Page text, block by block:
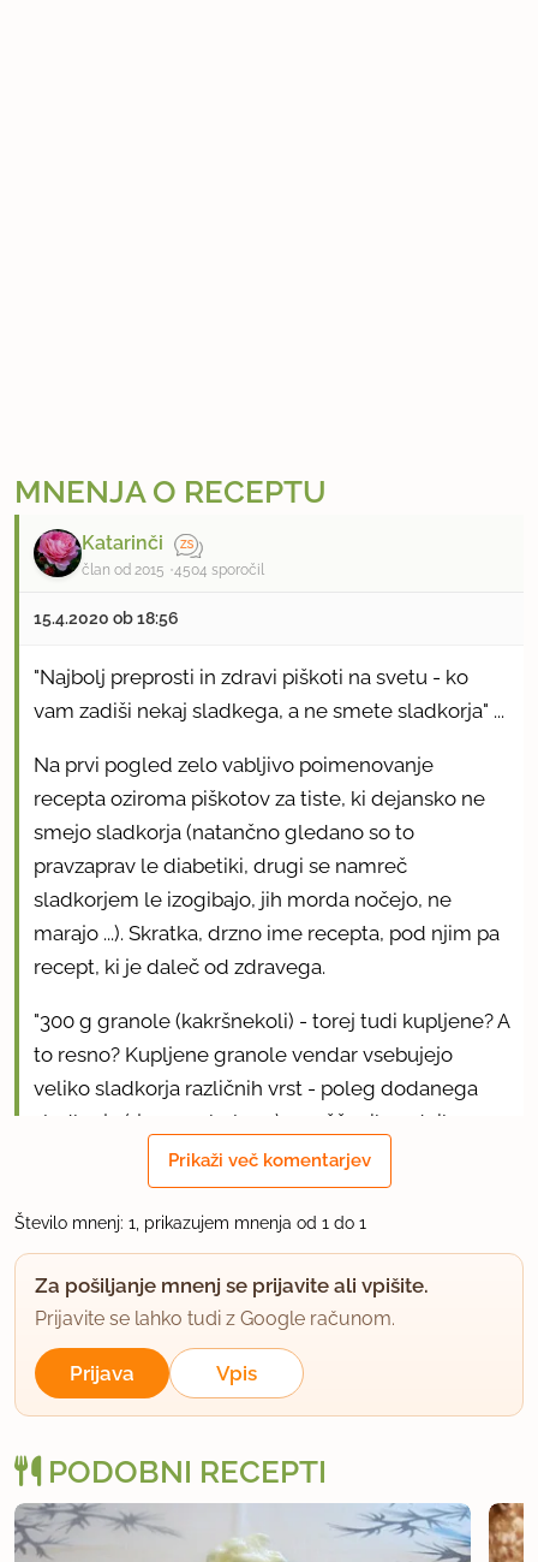
MNENJA O RECEPTU
Katarinči
član od 2015 4504 sporočil
15.4.2020 ob 18:56
"Najbolj preprosti in zdravi piškoti na svetu - ko
vam zadiši nekaj sladkega, a ne smete sladkorja" ...
Na prvi pogled zelo vabljivo poimenovanje
recepta oziroma piškotov za tiste, ki dejansko ne
smejo sladkorja (natančno gledano so to
pravzaprav le diabetiki, drugi se namreč
sladkorjem le izogibajo, jih morda nočejo, ne
marajo ...). Skratka, drzno ime recepta, pod njim pa
recept, ki je daleč od zdravega.
"300 g granole (kakršnekoli) - torej tudi kupljene? A
to resno? Kupljene granole vendar vsebujejo
veliko sladkorja različnih vrst - poleg dodanega
sladkorja (rjavega, belega), zgoščenih sadnih
sokov/sirupov, medu ali umetnih sladil se nahaja v
njih tudi veliko sadniega sladkorja v koščkih
suhega sadja, sadkor pa najdemo tudi v manjših
koščkih čokolade, ki je velikokrat dodana tudi
naknadno, torej že pečeni granoli.
Mimogrede, tudi banane vsebujejo precej
sadnega sladkorja in vsekakor niso priporočljiv
sadež za ljudi, ki ne smejo sladkorja.
Nisem prepričana, ali je granola, ki je v resnici
prava energetska bomba, sploh lahko smatrana
kot primerna osnova za zdrave piškotke za tiste, ki
Prikaži več komentarjev
Število mnenj: 1, prikazujem mnenja od 1 do 1
Za pošiljanje mnenj se prijavite ali vpišite.
Prijavite se lahko tudi z Google računom.
Prijava Vpis
PODOBNI RECEPTI